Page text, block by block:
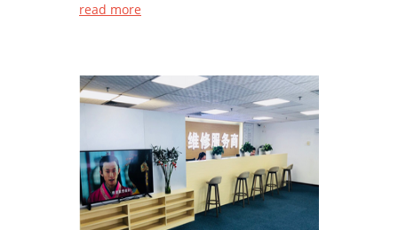
read more